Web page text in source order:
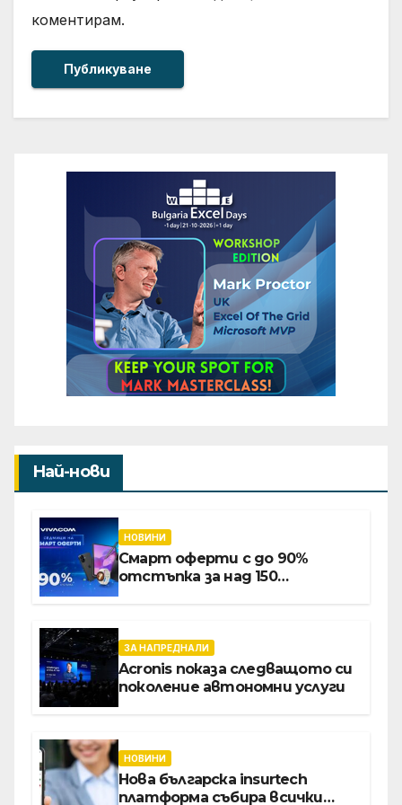
коментирам.
Най-нови
НОВИНИ
Смарт оферти с до 90%
отстъпка за над 150
ЗА НАПРЕДНАЛИ
Acronis показа следващото си
поколение автономни услуги
НОВИНИ
Нова българска insurtech
платформа събира всички